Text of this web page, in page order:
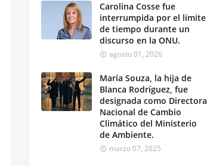
Carolina Cosse fue
interrumpida por el límite
de tiempo durante un
discurso en la ONU.
agosto 01, 2026
María Souza, la hija de
Blanca Rodríguez, fue
designada como Directora
Nacional de Cambio
Climático del Ministerio
de Ambiente.
marzo 07, 2025